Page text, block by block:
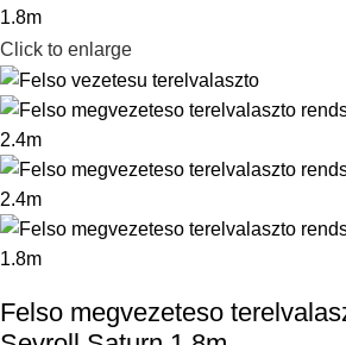
Click to enlarge
Felso megvezeteso